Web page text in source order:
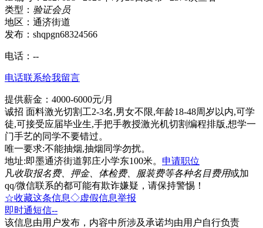
类型： 验证会员
地区：通济街道
发布：shqpgn68324566
电话： --
电话联系给我留言
提供薪金：4000-6000元/月
诚招 面料激光切割工2-3名,男女不限,年龄18-48周岁以内,可学
徒,可接受应届毕业生,手把手教授激光机切割编程排版,想学一
门手艺的同学不要错过。
唯一要求:不能抽烟,抽烟同学勿扰。
地址:即墨通济街道郭庄小学东100米。 申请职位
凡收取报名费、押金、体检费、服装费等各种名目费用或加
qq/微信联系的都可能有欺诈嫌疑，请保持警惕！
☆收藏这条信息◇虚假信息举报
即时通短信--
该信息由用户发布，内容中所涉及承诺均由用户自行负责